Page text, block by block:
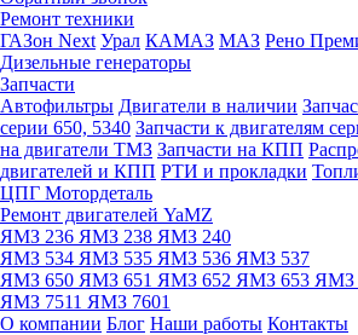
Ремонт техники
ГАЗон Next Урал КАМАЗ МАЗ Рено
Дизельные генераторы
Запчасти
Автофильтры Двигатели в наличии
серии 650, 5340 Запчасти к двигателям
на двигатели ТМЗ Запчасти на КПП
двигателей и КПП РТИ и прокладки
ЦПГ Мотордеталь
Ремонт двигателей YaMZ
ЯМЗ 236 ЯМЗ 238 ЯМЗ 240
ЯМЗ 534 ЯМЗ 535 ЯМЗ 536 ЯМЗ 537
ЯМЗ 650 ЯМЗ 651 ЯМЗ 652 ЯМЗ 653 ЯМЗ
ЯМЗ 7511 ЯМЗ 7601
О компании Блог Наши работы Контакты